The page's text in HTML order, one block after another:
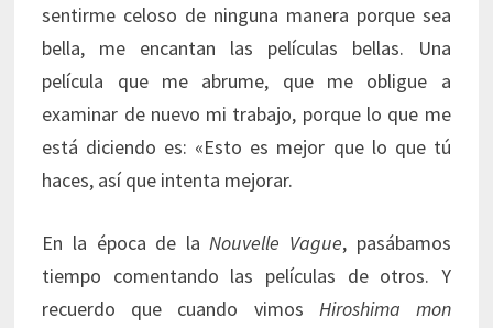
sentirme celoso de ninguna manera porque sea
bella, me encantan las películas bellas. Una
película que me abrume, que me obligue a
examinar de nuevo mi trabajo, porque lo que me
está diciendo es: «Esto es mejor que lo que tú
haces, así que intenta mejorar.
En la época de laNouvelle Vague, pasábamos
tiempo comentando las películas de otros. Y
recuerdo que cuando vimos Hiroshima mon